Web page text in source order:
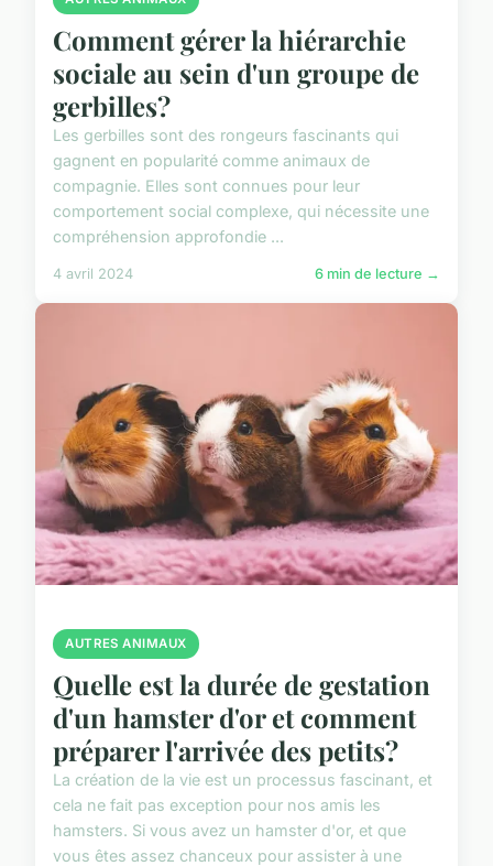
Comment gérer la hiérarchie
sociale au sein d'un groupe de
gerbilles?
Les gerbilles sont des rongeurs fascinants qui
gagnent en popularité comme animaux de
compagnie. Elles sont connues pour leur
comportement social complexe, qui nécessite une
compréhension approfondie ...
4 avril 2024 6 min de lecture →
AUTRES ANIMAUX
Quelle est la durée de gestation
d'un hamster d'or et comment
préparer l'arrivée des petits?
La création de la vie est un processus fascinant, et
cela ne fait pas exception pour nos amis les
hamsters. Si vous avez un hamster d'or, et que
vous êtes assez chanceux pour assister à une